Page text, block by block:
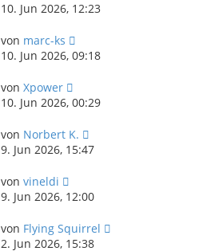
10. Jun 2026, 12:23
von marc-ks
10. Jun 2026, 09:18
von Xpower
10. Jun 2026, 00:29
von Norbert K.
9. Jun 2026, 15:47
von vineldi
9. Jun 2026, 12:00
von Flying Squirrel
2. Jun 2026, 15:38